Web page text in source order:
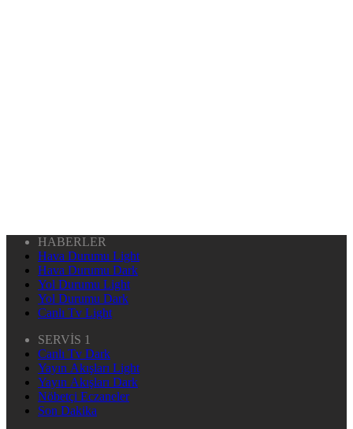
HABERLER
Hava Durumu Light
Hava Durumu Dark
Yol Durumu Light
Yol Durumu Dark
Canlı Tv Light
SERVİS 1
Canlı Tv Dark
Yayın Akışları Light
Yayın Akışları Dark
Nöbetçi Eczaneler
Son Dakika